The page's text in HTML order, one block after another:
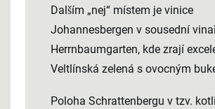
Dalším „nej“ místem je vinice
Johannesbergen v sousední
Herrnbaumgarten, kde zrají
Veltlínská zelená s ovocným
Poloha Schrattenbergu v tzv.